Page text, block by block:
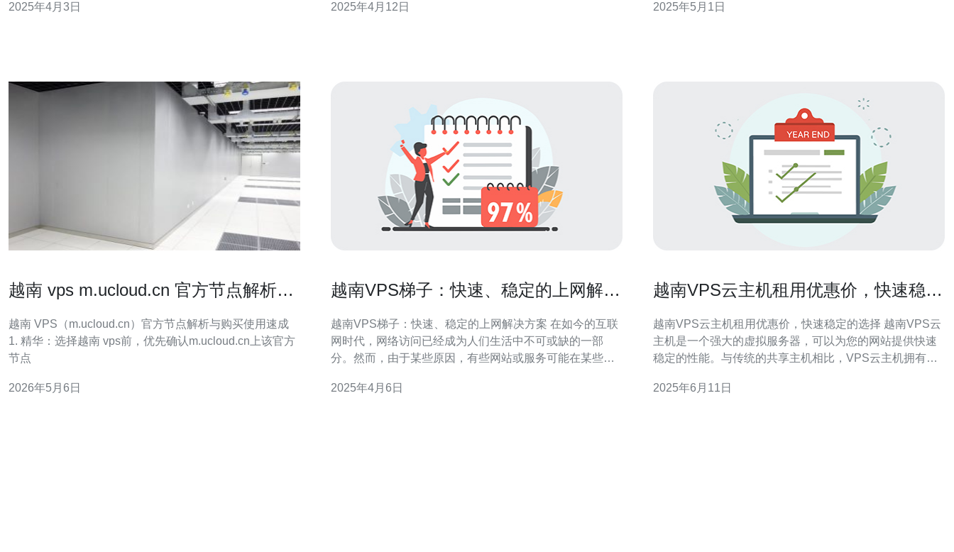
家，在互联网和电子商务领域取得了巨大的成功。越南的
2025年4月3日
什么它是一个高效、安全的选择。 越南住宅VPS提供了高
2025年4月12日 2025年5月1日
越南 vps m.ucloud.cn 官方节点解析及
越南 VPS（m.ucloud.cn）官方节点解析与购买使用速成
1. 精华：选择越南 vps前，优先确认m.ucloud.cn上该官方
节点
2026年5月6日
越南VPS梯子：快速、稳定的上网解决
越南VPS梯子：快速、稳定的上网解决方案 在如今的互联
网时代，网络访问已经成为人们生活中不可或缺的一部
分。然而，由于某些原因，有些网站或服务可能在某些地
而生。本文将介绍越南VPS梯子的优势，并阐述其作为快
2025年4月6日
越南VPS云主机租用优惠价，快速稳定
越南VPS云主机租用优惠价，快速稳定的选择 越南VPS云
主机是一个强大的虚拟服务器，可以为您的网站提供快速
稳定的性能。与传统的共享主机相比，VPS云主机拥有更
权。 在越南，有许多公司提供VPS云主机租用服务，价格
2025年6月11日